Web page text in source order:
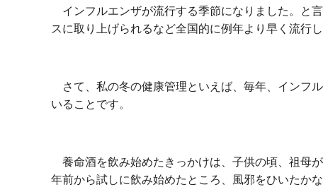
インフルエンザが流行する季節になりました。と
スに取り上げられるなど全国的に例年より早く流行し
さて、私の冬の健康管理といえば、毎年、インフ
いることです。
養命酒を飲み始めたきっかけは、子供の頃、祖母
年前から試しに飲み始めたところ、風邪をひいたか